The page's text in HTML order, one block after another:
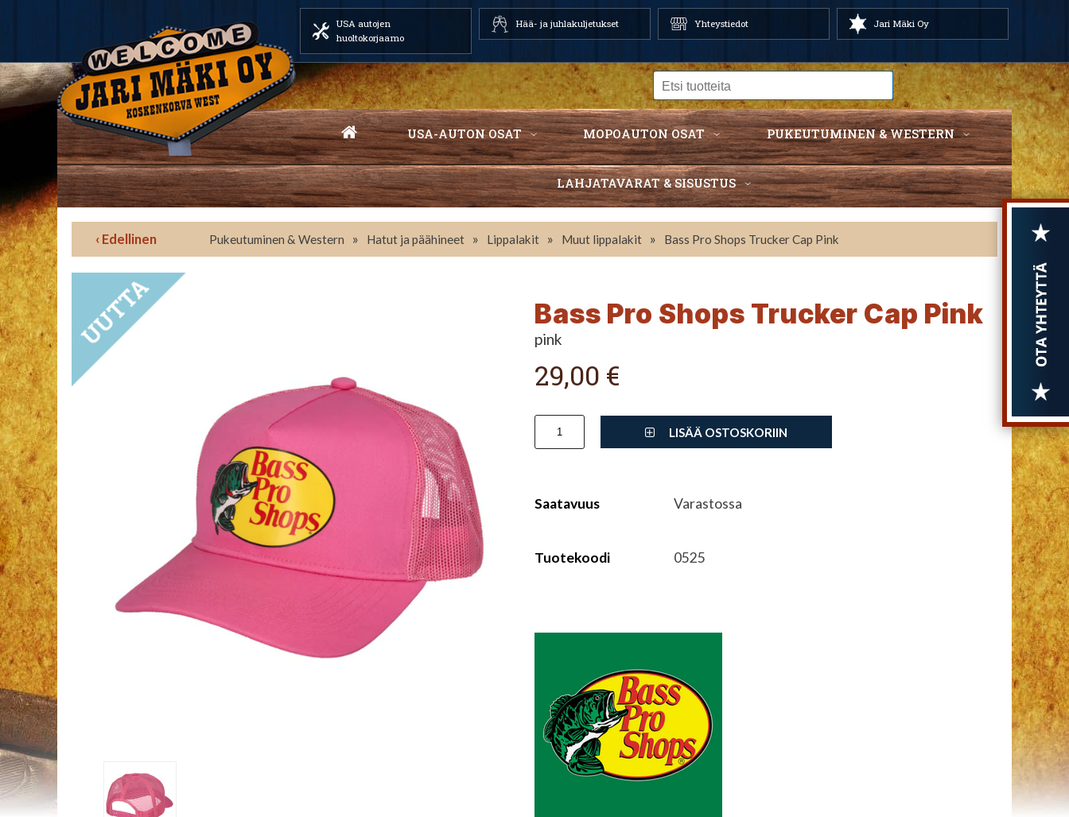
USA autojen
huoltokorjaamo
Hää- ja juhlakuljetukset Yhteystiedot Jari Mäki Oy
USA-AUTON OSAT MOPOAUTON OSAT PUKEUTUMINEN & WESTERN
LAHJATAVARAT & SISUSTUS
‹ Edellinen Pukeutuminen & Western » Hatut ja päähineet » Lippalakit » Muut lippalakit » Bass Pro Shops Trucker Cap Pink
UUTUUS
Bass Pro Shops Trucker Cap Pink
pink
29,00 €
LISÄÄ OSTOSKORIIN
Saatavuus Varastossa
Tuotekoodi 0525